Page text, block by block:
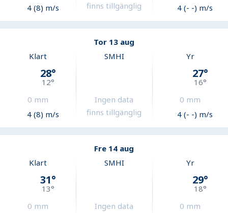
4 (8) m/s
finns tillgänglig
4 (- -) m/s
Tor 13 aug
Klart
28°
12°
0 mm
4 (8) m/s
SMHI
Ingen data
finns tillgänglig
Yr
27°
16°
0 mm
4 (- -) m/s
Fre 14 aug
Klart
31°
13°
0 mm
SMHI
Ingen data
Yr
29°
18°
0 mm